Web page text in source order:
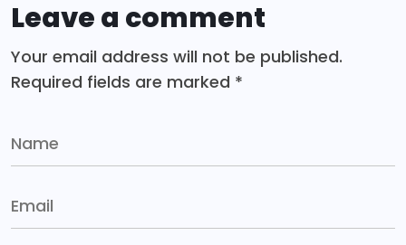
Leave a comment
Your email address will not be published.
Required fields are marked *